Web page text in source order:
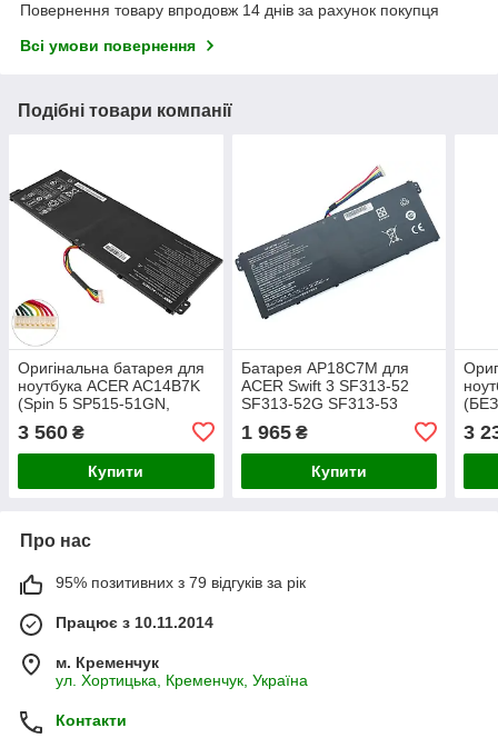
Повернення товару впродовж 14 днів за рахунок покупця
Всі умови повернення
Подібні товари компанії
Оригінальна батарея для
ноутбука ACER AC14B7K
(Spin 5 SP515-51GN,
SF314-51, Nitro 5 AN515-
42) 15.28V 3320mAh
3 560 ₴
Купити
Батарея AP18C7M для
ACER Swift 3 SF313-52
SF313-52G SF313-53
SF313-53G SF316-51 Swift
5 SF514-54T SF514-54GT
(15.4V 3200mAh 49Wh)
1 965₴
Купити
3
Про нас
95% позитивних з 79 відгуків за рік
Працює з 10.11.2014
м. Кременчук
ул. Хортицька, Кременчук, Україна
Контакти